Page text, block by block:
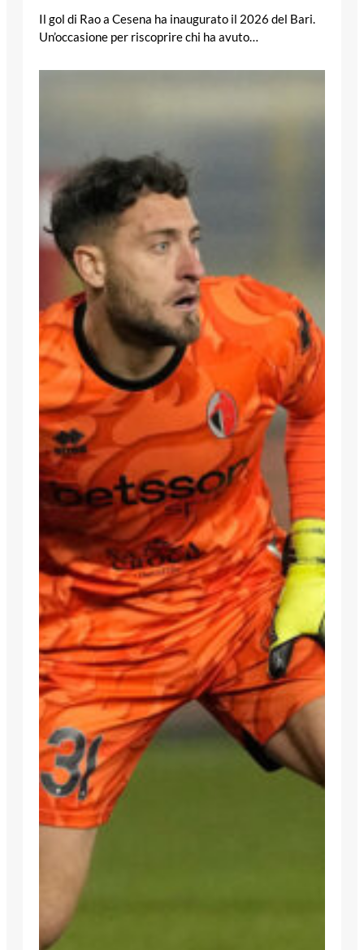
Il gol di Rao a Cesena ha inaugurato il 2026 del Bari.
Un’occasione per riscoprire chi ha avuto…